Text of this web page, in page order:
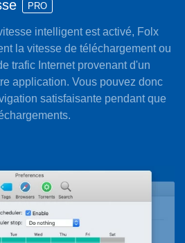
PRO
intelligent est activé, Folx
la vitesse de téléchargement ou
trafic Internet provenant d'un
application. Vous pouvez donc
satisfaisante pendant que